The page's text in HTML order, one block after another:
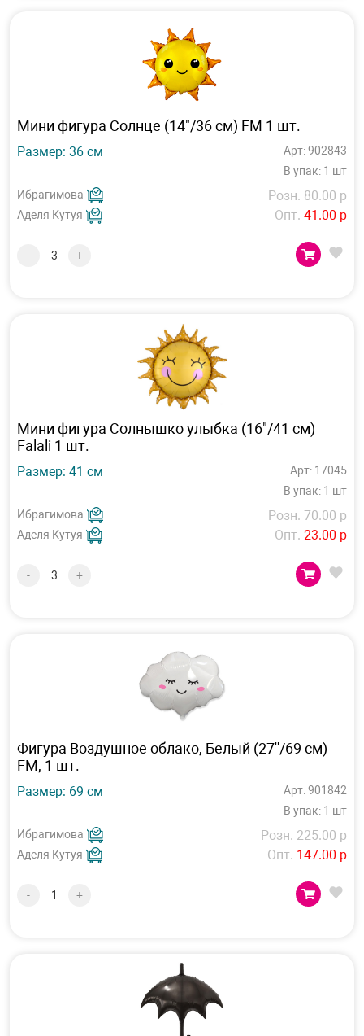
Мини фигура Солнце (14"/36 см) FM 1 шт.
Размер: 36 см
Арт: 902843
В упак: 1 шт
Ибрагимова
Аделя Кутуя
Розн. 80.00 р
Опт. 41.00 р
- +
Мини фигура Солнышко улыбка (16"/41 см)
Falali 1 шт.
Размер: 41 см
Арт: 17045
В упак: 1 шт
Ибрагимова
Аделя Кутуя
Розн. 70.00 р
Опт. 23.00 р
- +
Фигура Воздушное облако, Белый (27''/69 см)
FM, 1 шт.
Размер: 69 см
Арт: 901842
В упак: 1 шт
Ибрагимова
Аделя Кутуя
Розн. 225.00 р
Опт. 147.00 р
- +